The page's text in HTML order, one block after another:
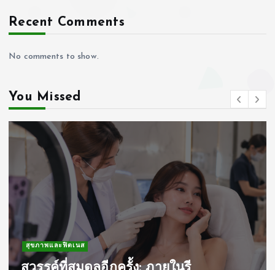
Recent Comments
No comments to show.
You Missed
สุขภาพและฟิตเนส